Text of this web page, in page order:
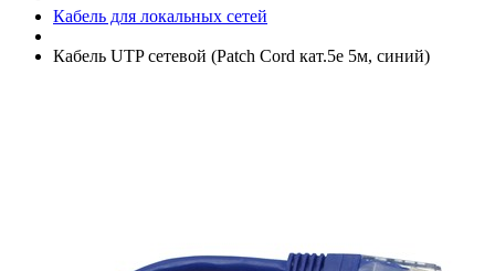
Кабель для локальных сетей
Кабель UTP сетевой (Patch Cord кат.5е 5м, синий)